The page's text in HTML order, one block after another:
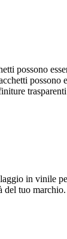
possono
in vinile
tuo